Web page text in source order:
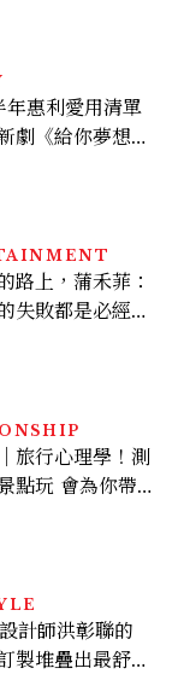
惠利愛用清單
劇《給你夢想》
路上，蒲禾菲：
失敗都是必經過
旅行心理學！測
點玩 會為你帶來
計師洪彰聯的
製堆疊出最舒適